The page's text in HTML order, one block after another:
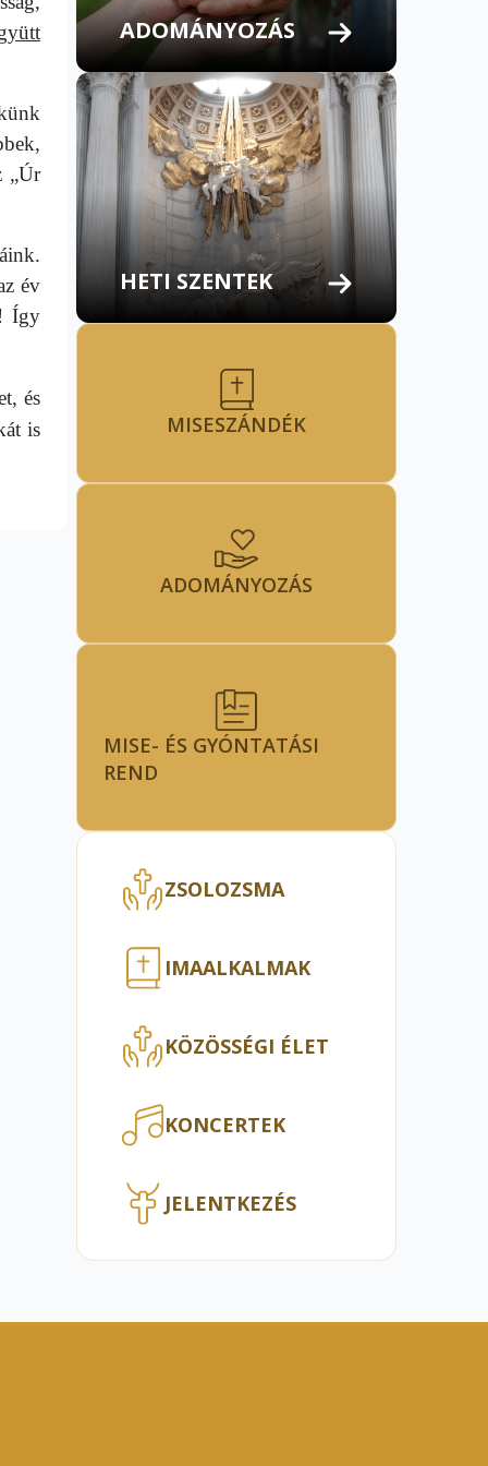
„Úr
év
Így
és
is
ADOMÁNYOZÁS
HETI SZENTEK
MISESZÁNDÉK
ADOMÁNYOZÁS
MISE- ÉS GYÓNTATÁSI
REND
ZSOLOZSMA
IMAALKALMAK
KÖZÖSSÉGI ÉLET
KONCERTEK
JELENTKEZÉS